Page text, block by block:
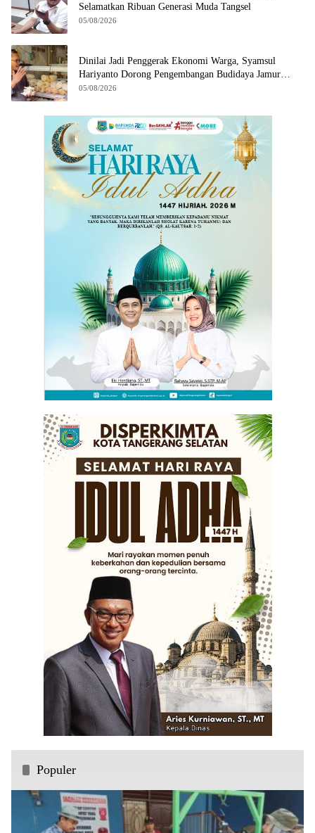
Selamatkan Ribuan Generasi Muda Tangsel
05/08/2026
Dinilai Jadi Penggerak Ekonomi Warga, Syamsul
Hariyanto Dorong Pengembangan Budidaya Jamur
Crispy di Serpong
05/08/2026
Populer